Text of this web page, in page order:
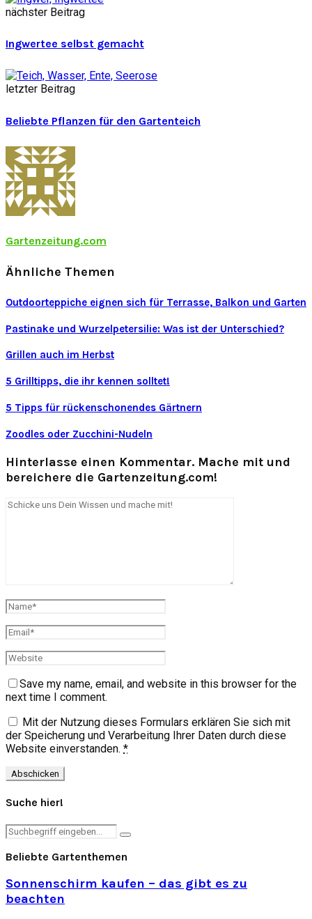
nächster Beitrag
Ingwertee selbst gemacht
letzter Beitrag
Beliebte Pflanzen für den Gartenteich
Gartenzeitung.com
Ähnliche Themen
Outdoorteppiche eignen sich für Terrasse, Balkon und Garten
Pastinake und Wurzelpetersilie: Was ist der Unterschied?
Grillen auch im Herbst
5 Grilltipps, die ihr kennen solltet!
5 Tipps für rückenschonendes Gärtnern
Zoodles oder Zucchini-Nudeln
Hinterlasse einen Kommentar. Mache mit und
bereichere die Gartenzeitung.com!
Save my name, email, and website in this browser for the
next time I comment.
Mit der Nutzung dieses Formulars erklären Sie sich mit
der Speicherung und Verarbeitung Ihrer Daten durch diese
Website einverstanden. *
Suche hier!
Search
for:
Search
Beliebte Gartenthemen
Sonnenschirm kaufen – das gibt es zu
beachten